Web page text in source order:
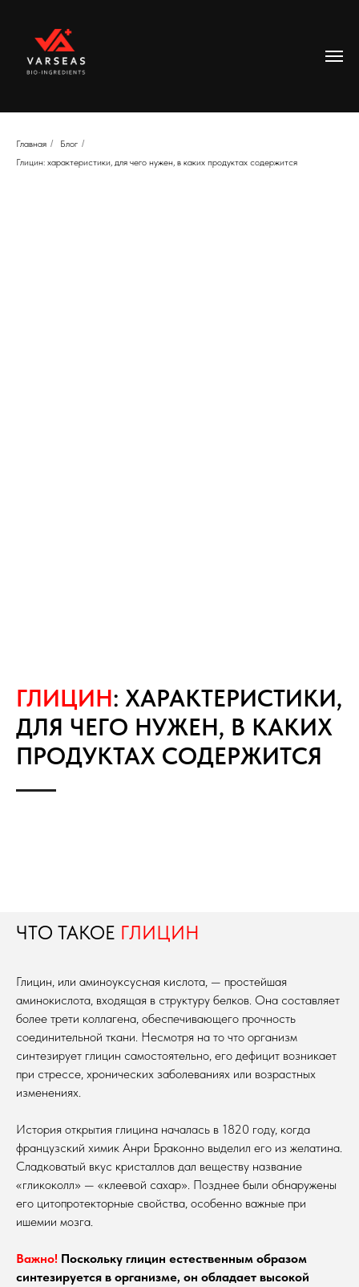
Главная / Блог /
Глицин: характеристики, для чего нужен, в каких продуктах содержится
ГЛИЦИН: ХАРАКТЕРИСТИКИ,
ДЛЯ ЧЕГО НУЖЕН, В КАКИХ
ПРОДУКТАХ СОДЕРЖИТСЯ
ЧТО ТАКОЕ ГЛИЦИН
Глицин, или аминоуксусная кислота, — простейшая
аминокислота, входящая в структуру белков. Она составляет
более трети коллагена, обеспечивающего прочность
соединительной ткани. Несмотря на то что организм
синтезирует глицин самостоятельно, его дефицит возникает
при стрессе, хронических заболеваниях или возрастных
изменениях.
История открытия глицина началась в 1820 году, когда
французский химик Анри Браконно выделил его из желатина.
Сладковатый вкус кристаллов дал веществу название
«гликоколл» — «клеевой сахар». Позднее были обнаружены
его цитопротекторные свойства, особенно важные при
ишемии мозга.
Важно! Поскольку глицин естественным образом
синтезируется в организме, он обладает высокой